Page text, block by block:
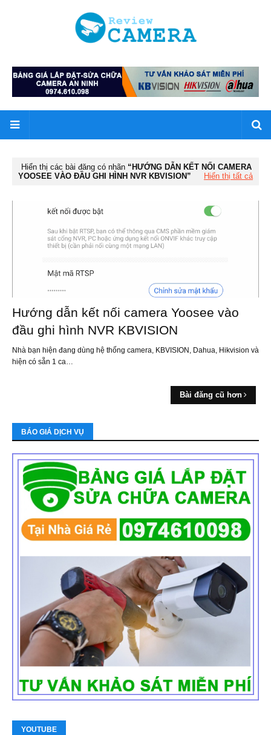
Hiển thị các bài đăng có nhãn
HƯỚNG DẪN KẾT NỐI CAMERA
YOOSEE VÀO ĐẦU GHI HÌNH NVR KBVISION
Hiển thị tất cả
Hướng dẫn kết nối camera Yoosee vào
đầu ghi hình NVR KBVISION
Nhà bạn hiện đang dùng hệ thống camera, KBVISION, Dahua, Hikvision và
hiện có sẵn 1 ca…
Bài đăng cũ hơn
BÁO GIÁ DỊCH VỤ
YOUTUBE